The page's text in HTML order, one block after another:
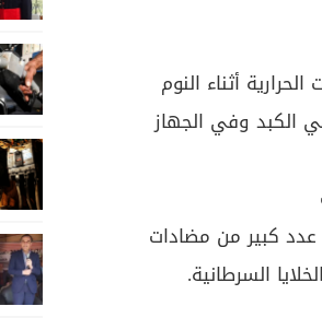
أثناء النوم
الكبد وفي الجهاز
كبير من مضادات
السرطانية.